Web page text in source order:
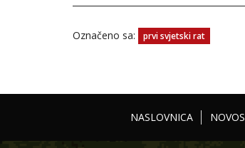
Označeno sa: prvi svjetski rat
NASLOVNICA